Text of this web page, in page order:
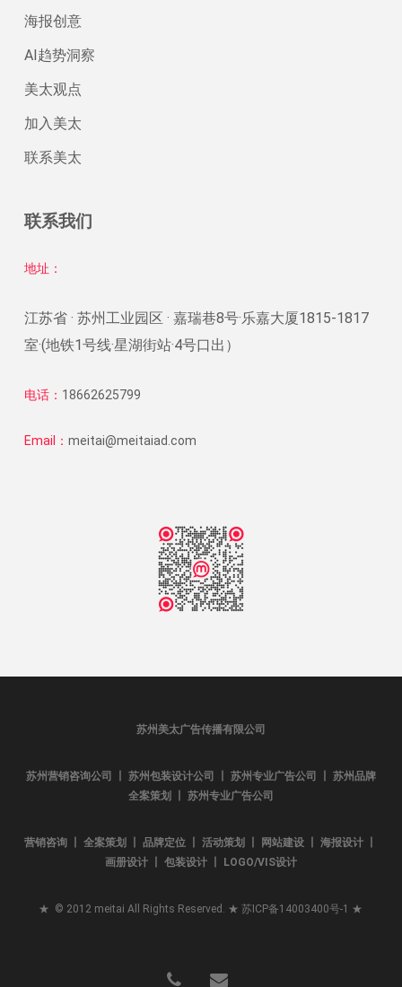
海报创意
AI趋势洞察
美太观点
加入美太
联系美太
联系我们
地址：
江苏省 · 苏州工业园区 · 嘉瑞巷8号·乐嘉大厦1815-1817
室·(地铁1号线·星湖街站·4号口出）
电话： 18662625799
Email： meitai@meitaiad.com
苏州美太广告传播有限公司
苏州营销咨询公司 丨 苏州包装设计公司 丨 苏州专业广告公司 丨 苏州品牌
全案策划 丨 苏州专业广告公司
营销咨询 丨 全案策划 丨 品牌定位 丨 活动策划 丨 网站建设 丨 海报设计 丨
画册设计 丨 包装设计 丨 LOGO/VIS设计
★ © 2012 meitai All Rights Reserved. ★苏ICP备14003400号-1 ★
phone email